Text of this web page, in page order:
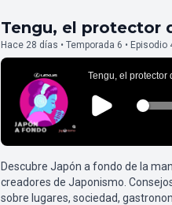
Tengu, el protector
Hace 28 días • Temporada 6 • Episodio
Descubre Japón a fondo de la
creadores de Japonismo.
sobre lugares, sociedad,